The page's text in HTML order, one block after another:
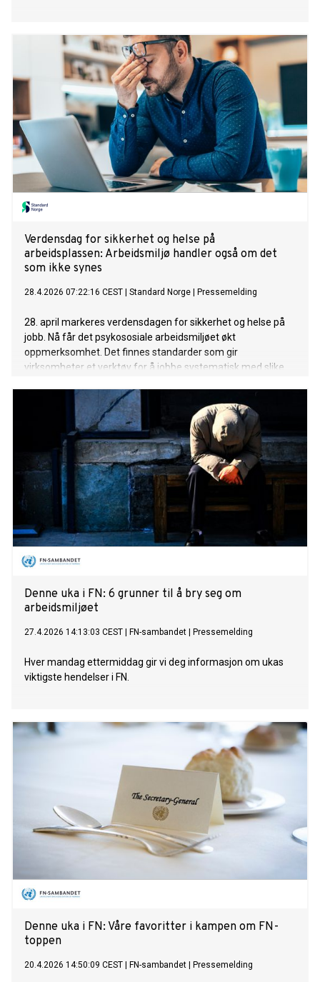
Verdensdag for sikkerhet og helse på
arbeidsplassen: Arbeidsmiljø handler også om det
som ikke synes
28.4.2026 07:22:16 CEST Standard Norge Pressemelding
28. april markeres verdensdagen for sikkerhet og helse på
jobb. Nå får det psykososiale arbeidsmiljøet økt
oppmerksomhet. Det finnes standarder som gir
virksomheter et verktøy for å jobbe systematisk med slike
Denne uka i FN: 6 grunner til å bry seg om
arbeidsmiljøet
27.4.2026 14:13:03 CEST FN-sambandet Pressemelding
Hver mandag ettermiddag gir vi deg informasjon om ukas
viktigste hendelser i FN.
Denne uka i FN: Våre favoritter i kampen om FN-
toppen
20.4.2026 14:50:09 CEST FN-sambandet Pressemelding